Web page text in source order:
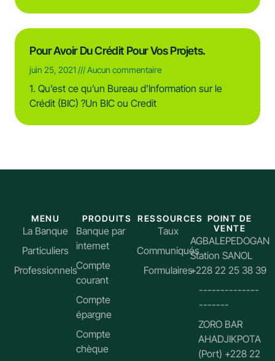
Pour Avoir Du Crédit Pour Vos Projets.
juin 25, 2021 Aucun commentaire
1. Qu’est ce qu’un Bureau d’Information sur le
Crédit (BIC) ?Un BIC ou Credit
MENU
La Banque
Particuliers
Professionnels
PRODUITS
Banque par
internet
Compte
courant
Compte
épargne
Compte
chèque
RESSOURCES
Taux
Communiqués
Formulaires
POINT DE
VENTE
AGBALEPEDOGAN
Station SANOL
+228 22 25 38 39
--------------
-------
ZORO BAR
AHADJIKPOTA
(Port) +228 22